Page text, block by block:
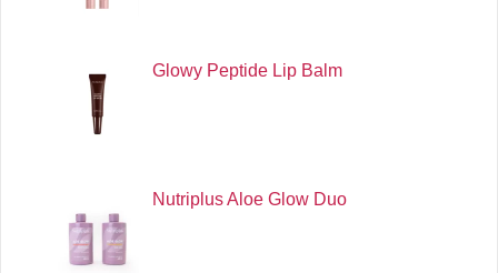
Glowy Peptide Lip Balm
Nutriplus Aloe Glow Duo